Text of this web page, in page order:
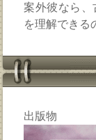
案外彼なら、
を理解できる
出版物